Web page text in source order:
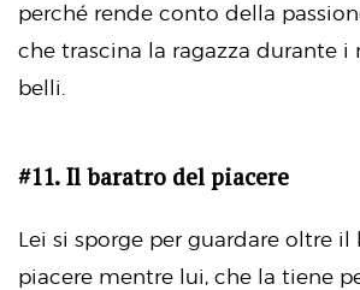
perché rende conto della
che trascina la ragazza durante i
belli.
#11. Il baratro del piacere
Lei si sporge per guardare oltre il
piacere mentre lui, che la tiene